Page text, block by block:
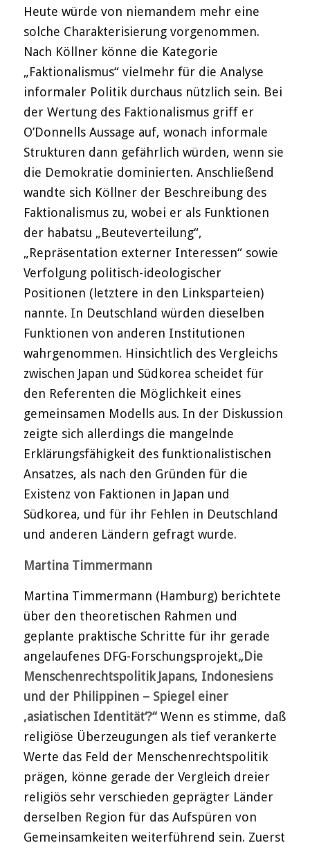
Heute würde von niemandem mehr eine
solche Charakterisierung vorgenommen.
Nach Köllner könne die Kategorie
„Faktionalismus“ vielmehr für die Analyse
informaler Politik durchaus nützlich sein. Bei
der Wertung des Faktionalismus griff er
O’Donnells Aussage auf, wonach informale
Strukturen dann gefährlich würden, wenn sie
die Demokratie dominierten. Anschließend
wandte sich Köllner der Beschreibung des
Faktionalismus zu, wobei er als Funktionen
der habatsu „Beuteverteilung“,
„Repräsentation externer Interessen“ sowie
Verfolgung politisch-ideologischer
Positionen (letztere in den Linksparteien)
nannte. In Deutschland würden dieselben
Funktionen von anderen Institutionen
wahrgenommen. Hinsichtlich des Vergleichs
zwischen Japan und Südkorea scheidet für
den Referenten die Möglichkeit eines
gemeinsamen Modells aus. In der Diskussion
zeigte sich allerdings die mangelnde
Erklärungsfähigkeit des funktionalistischen
Ansatzes, als nach den Gründen für die
Existenz von Faktionen in Japan und
Südkorea, und für ihr Fehlen in Deutschland
und anderen Ländern gefragt wurde.
Martina Timmermann
Martina Timmermann (Hamburg) berichtete
über den theoretischen Rahmen und
geplante praktische Schritte für ihr gerade
angelaufenes DFG-Forschungsprojekt„Die
Menschenrechtspolitik Japans, Indonesiens
und der Philippinen – Spiegel einer
‚asiatischen Identität‘?“ Wenn es stimme, daß
religiöse Überzeugungen als tief verankerte
Werte das Feld der Menschenrechtspolitik
prägen, könne gerade der Vergleich dreier
religiös sehr verschieden geprägter Länder
derselben Region für das Aufspüren von
Gemeinsamkeiten weiterführend sein. Zuerst